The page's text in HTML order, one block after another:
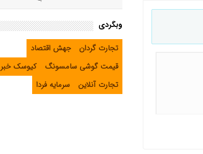
وبگردی
تجارت گردان
جهش اقتصاد
قیمت گوشی سامسونگ
کیوسک خبر
تجارت آنلاین
سرمایه فردا